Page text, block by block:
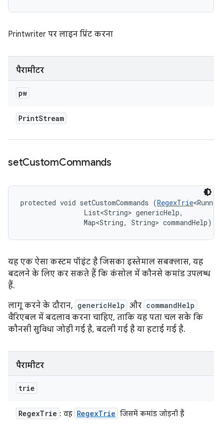
Printwriter पर लाइन प्रिंट करना
पैरामीटर
pw
PrintStream
setCustomCommands
protected void setCustomCommands (RegexTrie
                List<String> genericHelp,
                Map<String, String> commandHelp)
यह एक ऐसा कस्टम पॉइंट है जिसका इस्तेमाल सबक्लास, यह
बदलने के लिए कर सकते हैं कि कंसोल में कौनसे कमांड उपलब्ध
हैं.
लागू करने के दौरान, genericHelp और commandHelp
वैरिएबल में बदलाव करना चाहिए, ताकि यह पता चल सके कि
कौनसी सुविधा जोड़ी गई है, बदली गई है या हटाई गई है.
पैरामीटर
trie
RegexTrie : वह RegexTrie जिसमें कमांड जोड़नी हैं